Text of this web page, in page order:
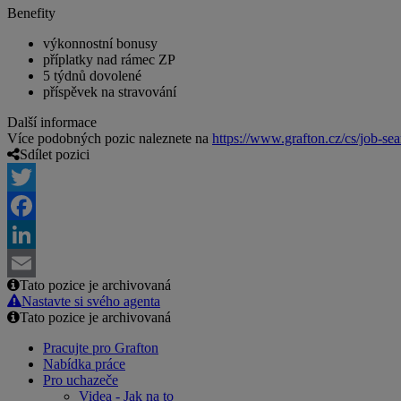
Benefity
výkonnostní bonusy
příplatky nad rámec ZP
5 týdnů dovolené
příspěvek na stravování
Další informace
Více podobných pozic naleznete na https://www.grafton.cz/cs/job-
Sdílet pozici
Twitter
Facebook
LinkedIn
Email
Tato pozice je archivovaná
Nastavte si svého agenta
Tato pozice je archivovaná
Pracujte pro Grafton
Nabídka práce
Pro uchazeče
Videa - Jak na to